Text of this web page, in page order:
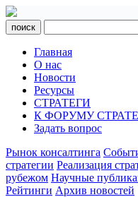
поиск
Главная
О нас
Новости
Ресурсы
СТРАТЕГИ
К ФОРУМУ
Задать вопрос
Рынок консалтинга
стратегии Реализация
рубежом Научные
Рейтинги Архив новостей